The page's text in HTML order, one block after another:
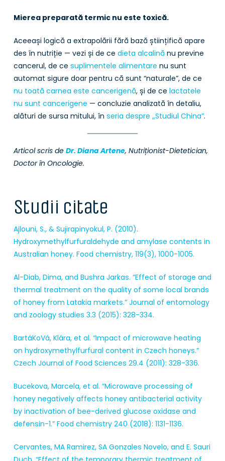
Mierea preparată termic nu este toxică.
Aceeași logică a extrapolării fără bază științifică apare
des în nutriție — vezi și de ce dieta alcalină nu previne
cancerul, de ce suplimentele alimentare nu sunt
automat sigure doar pentru că sunt “naturale”, de ce
nu toată carnea este cancerigenă, și de ce lactatele
nu sunt cancerigene — concluzie analizată în detaliu,
alături de sursa mitului, în seria despre „Studiul China”.
Articol scris de Dr. Diana Artene, Nutriționist-Dietetician,
Doctor în Oncologie.
Studii citate
Ajlouni, S., & Sujirapinyokul, P. (2010).
Hydroxymethylfurfuraldehyde and amylase contents in
Australian honey. Food chemistry, 119(3), 1000-1005.
Al-Diab, Dima, and Bushra Jarkas. “Effect of storage and
thermal treatment on the quality of some local brands
of honey from Latakia markets.” Journal of entomology
and zoology studies 3.3 (2015): 328-334.
BartáKoVá, Klára, et al. “Impact of microwave heating
on hydroxymethylfurfural content in Czech honeys.”
Czech Journal of Food Sciences 29.4 (2011): 328-336.
Bucekova, Marcela, et al. “Microwave processing of
honey negatively affects honey antibacterial activity
by inactivation of bee-derived glucose oxidase and
defensin-1.” Food chemistry 240 (2018): 1131-1136.
Cervantes, MA Ramirez, SA Gonzales Novelo, and E. Sauri